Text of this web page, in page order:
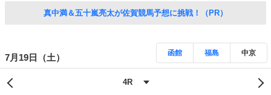
真中満＆五十嵐亮太が佐賀競馬予想に挑戦！（PR）
7月19日（土） 函館 福島 中京